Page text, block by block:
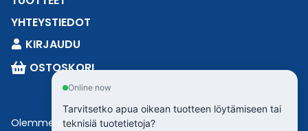
YHTEYSTIEDOT
KIRJAUDU
OSTOSKORI
Olemme osaEsbeconia.
Online now
Tarvitsetko apua oikean tuotteen löytämiseen tai
teknisiä tuotetietoja?